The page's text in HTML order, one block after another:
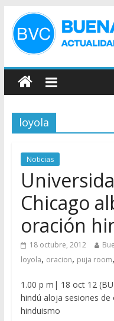
loyola
Noticias
Chicago
oración
18 octubre, 2012
loyola, oracion, puja room,
1.00 p m| 18 oct 12
hindú aloja sesiones
hinduismo